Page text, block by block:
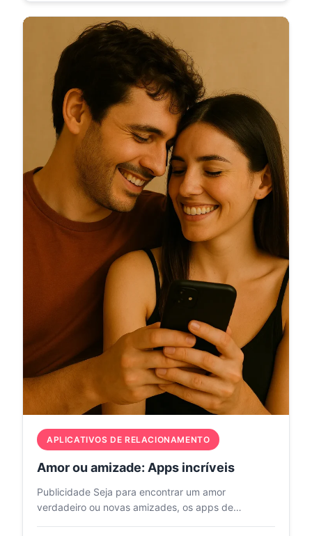
APLICATIVOS DE RELACIONAMENTO
Amor ou amizade: Apps incríveis
Publicidade Seja para encontrar um amor
verdadeiro ou novas amizades, os apps de